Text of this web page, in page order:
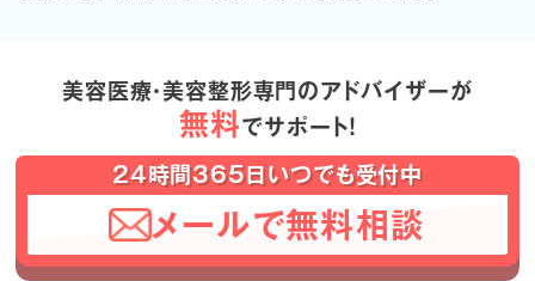
美容医療・美容整形専門のアドバイザーが
無料でサポート！
24時間365日いつでも受付中
メールで無料相談